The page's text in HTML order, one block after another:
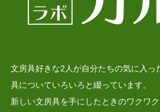
文房具好きな2人が自分たちの気に入っ
具についていろいろと綴っています。
新しい文房具を手にしたときのワクワ